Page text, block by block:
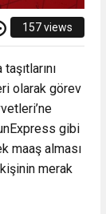
157 views
olarak görev
gibi
maaş alması
merak